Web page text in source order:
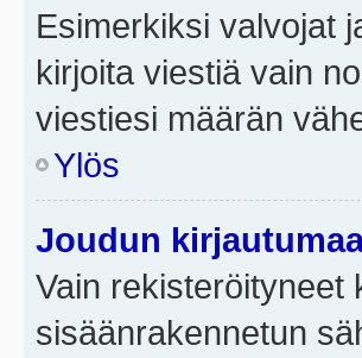
Esimerkiksi valvojat
kirjoita viestiä vain
viestiesi määrän
Ylös
Joudun
Vain rekisteröityneet
sisäänrakennetun